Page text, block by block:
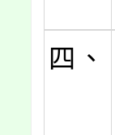
四、